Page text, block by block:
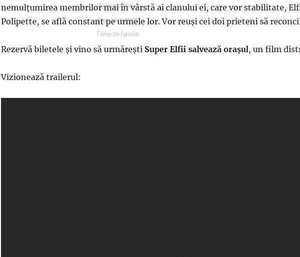
nemulțumirea membrilor mai în vârstă ai clanului ei, care vor stabilitate,
Polipette, se află constant pe urmele lor. Vor reuși cei doi prieteni să
Rezervă biletele și vino să urmărești Super Elfii salvează orașul, un film
Vizionează trailerul:
Autor
Radio Itsy Bitsy
Publicat
pe
9 ianuarie 2025
Categorii
Filme de familie